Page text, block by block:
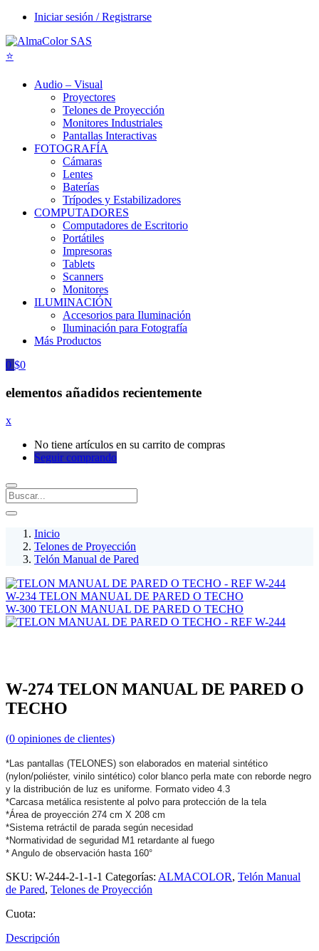
Iniciar sesión / Registrarse
Audio – Visual
Proyectores
Telones de Proyección
Monitores Industriales
Pantallas Interactivas
FOTOGRAFÍA
Cámaras
Lentes
Baterías
Trípodes y Estabilizadores
COMPUTADORES
Computadores de Escritorio
Portátiles
Impresoras
Tablets
Scanners
Monitores
ILUMINACIÓN
Accesorios para Iluminación
Iluminación para Fotografía
Más Productos
0 $0
elementos añadidos recientemente
x
No tiene artículos en su carrito de compras
Seguir comprando
Inicio
Telones de Proyección
Telón Manual de Pared
W-234 TELON MANUAL DE PARED O TECHO
W-300 TELON MANUAL DE PARED O TECHO
W-274 TELON MANUAL DE PARED O
TECHO
(0 opiniones de clientes)
*Las pantallas (TELONES) son elaborados en material sintético
(nylon/poliéster, vinilo sintético) color blanco perla mate con reborde negro
y la distribución de luz es uniforme. Formato video 4.3
*Carcasa metálica resistente al polvo para protección de la tela
*Área de proyección 274 cm X 208 cm
*Sistema retráctil de parada según necesidad
*Normatividad de seguridad M1 retardante al fuego
* Angulo de observación hasta 160°
SKU: W-244-2-1-1-1 Categorías: ALMACOLOR, Telón Manual
de Pared, Telones de Proyección
Cuota:
Descripción